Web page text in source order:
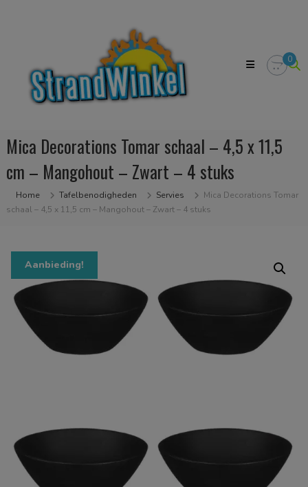
zodat
strandgevoel
in
huis
kan
halen
0
Mica Decorations Tomar schaal – 4,5 x 11,5
cm – Mangohout – Zwart – 4 stuks
Home Tafelbenodigheden Servies
Mica Decorations Tomar
schaal – 4,5 x 11,5 cm – Mangohout – Zwart – 4 stuks
Aanbieding!